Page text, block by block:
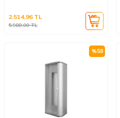
5.988,00TL
2.514,96TL
%58